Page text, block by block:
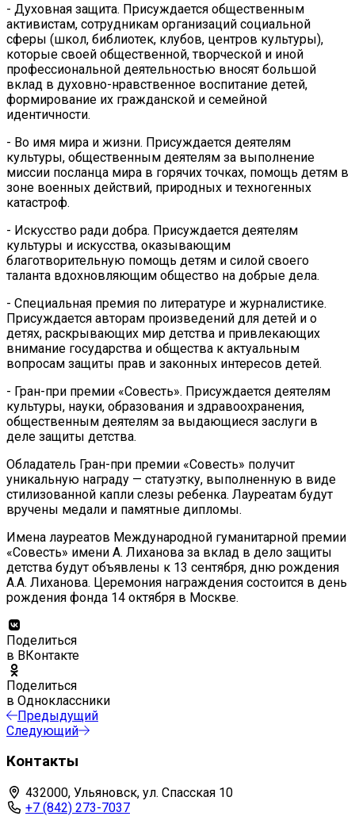
- Духовная защита. Присуждается общественным
активистам, сотрудникам организаций социальной
сферы (школ, библиотек, клубов, центров культуры),
которые своей общественной, творческой и иной
профессиональной деятельностью вносят большой
вклад в духовно-нравственное воспитание детей,
формирование их гражданской и семейной
идентичности.
- Во имя мира и жизни. Присуждается деятелям
культуры, общественным деятелям за выполнение
миссии посланца мира в горячих точках, помощь детям в
зоне военных действий, природных и техногенных
катастроф.
- Искусство ради добра. Присуждается деятелям
культуры и искусства, оказывающим
благотворительную помощь детям и силой своего
таланта вдохновляющим общество на добрые дела.
- Специальная премия по литературе и журналистике.
Присуждается авторам произведений для детей и о
детях, раскрывающих мир детства и привлекающих
внимание государства и общества к актуальным
вопросам защиты прав и законных интересов детей.
- Гран-при премии «Совесть». Присуждается деятелям
культуры, науки, образования и здравоохранения,
общественным деятелям за выдающиеся заслуги в
деле защиты детства.
Обладатель Гран-при премии «Совесть» получит
уникальную награду — статуэтку, выполненную в виде
стилизованной капли слезы ребенка. Лауреатам будут
вручены медали и памятные дипломы.
Имена лауреатов Международной гуманитарной премии
«Совесть» имени А. Лиханова за вклад в дело защиты
детства будут объявлены к 13 сентября, дню рождения
А.А. Лиханова. Церемония награждения состоится в день
рождения фонда 14 октября в Москве.
Поделиться
в ВКонтакте
Поделиться
в Одноклассники
Предыдущий
Следующий
Контакты
432000, Ульяновск, ул. Спасская 10
+7 (842) 273-7037